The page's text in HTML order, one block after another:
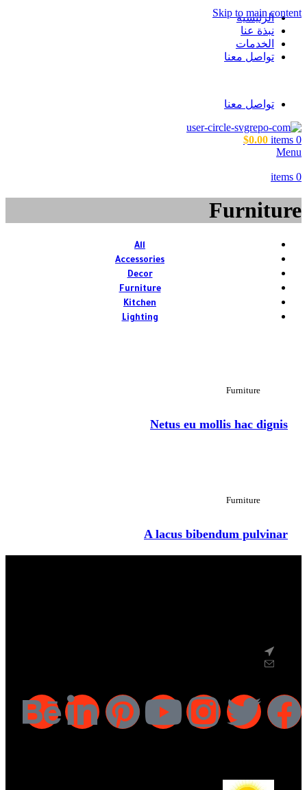
Skip to main content
الرئيسية
نبذة عنا
الخدمات
تواصل معنا
تواصل معنا
0
items
$0.00
Menu
0
items
Furniture
All
Accessories
Decor
Furniture
Kitchen
Lighting
Furniture
Netus eu mollis hac dignis
Furniture
A lacus bibendum pulvinar